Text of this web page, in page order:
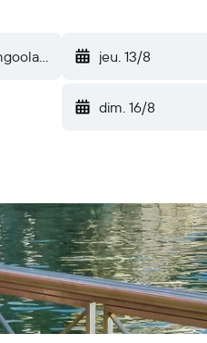
jeu. 13/8
dim. 16/8